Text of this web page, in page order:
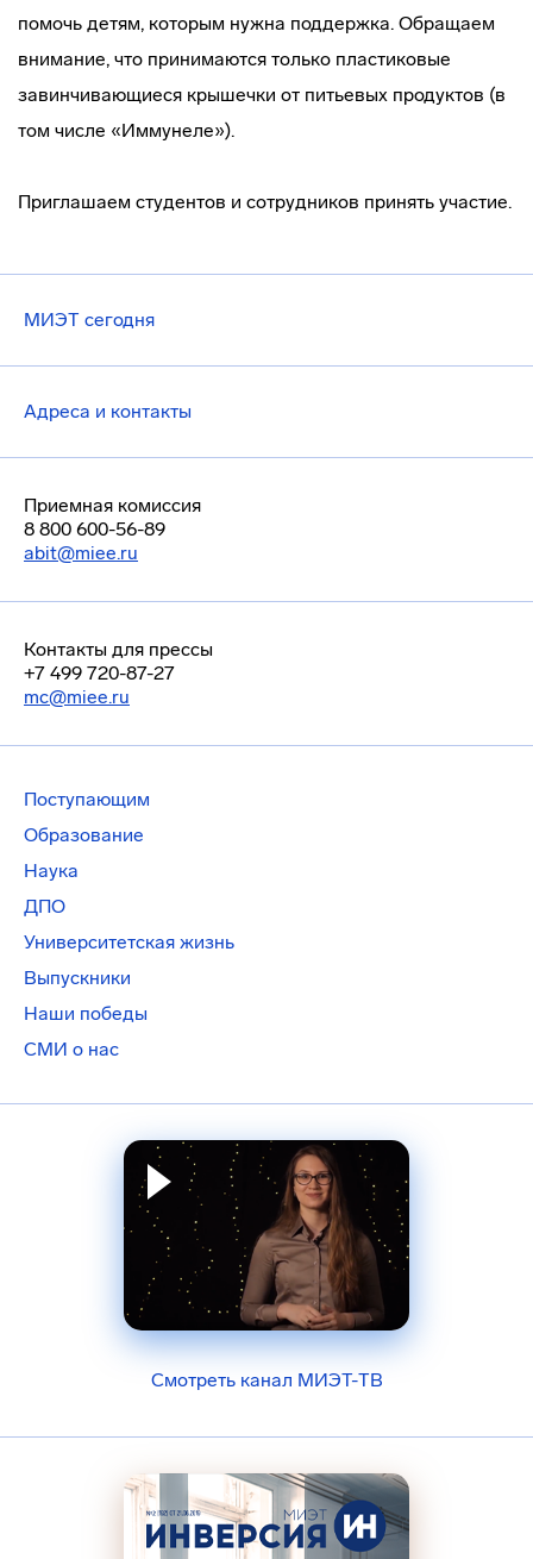
помочь детям, которым нужна поддержка. Обращаем
внимание, что принимаются только пластиковые
завинчивающиеся крышечки от питьевых продуктов (в
том числе «Иммунеле»).
Приглашаем студентов и сотрудников принять участие.
МИЭТ сегодня
Адреса и контакты
Приемная комиссия
8 800 600-56-89
abit@miee.ru
Контакты для прессы
+7 499 720-87-27
mc@miee.ru
Поступающим
Образование
Наука
ДПО
Университетская жизнь
Выпускники
Наши победы
СМИ о нас
Смотреть канал МИЭТ-ТВ